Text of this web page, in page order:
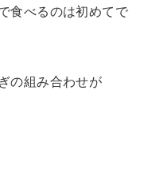
食べるのは初めてで
の組み合わせが